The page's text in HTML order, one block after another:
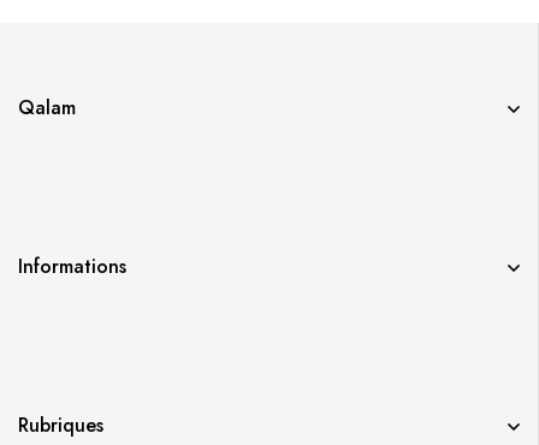
Qalam
Informations
Rubriques